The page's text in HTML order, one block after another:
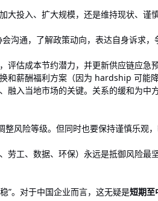
投入、扩大规模，还是维持现状、谨
通，了解政策动向，表达自身诉求，
估成本节约潜力，并更新供应链应急预
和薪酬福利方案（因为 hardship 可能降
入当地市场的关键。关系的缓和为中
风险等级。但同时也要保持谨慎乐观
工、数据、环保）永远是抵御风险最
”。对于中国企业而言，这无疑是短期至